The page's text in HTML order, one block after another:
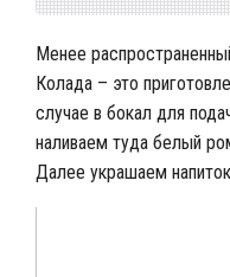
Менее
Колада – это
случае в бокал для
наливаем туда белый
Далее украшаем